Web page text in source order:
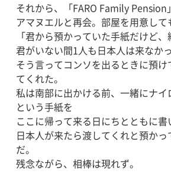
それから、「FARO Family Pension
アマヌエルと再会。部屋を用意して
「君から預かっていた手紙だけど、
君がいない間1人も日本人は来なか
そう言ってコンソを出るときに預け
てくれた。
私は南部に出かける前、一緒にナ
という手紙を
ここに帰って来る日にちとともに書
日本人が来たら渡してくれと預か
だ。
残念ながら、相棒は現れず。